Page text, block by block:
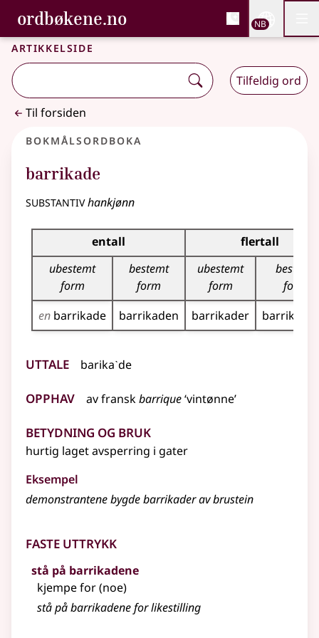
Gå til hovedinnhold
Tilgjengelighet
ordbøkene.no, Bokmålsordboka og
Bokmålsordboka og Nynorskordboka
NB
Artikkelside
Tilfeldig ord
Til forsiden
Bokmålsordboka
barrikade
substantivhankjønn
Bøyingstabell for dette substantivet
entall
flertall
ubestemt
form
bestemt
form
ubestemt
form
bestemt
form
en barrikade barrikaden barrikader
Uttale barikaˋde
Opphav avfranskbarrique‘vintønne’
Betydning og bruk
hurtig laget avsperring i gater
Eksempel
demonstrantene bygdebarrikaderav brustein
Faste uttrykk
stå på barrikadene
kjempe for (noe)
stå på barrikadene for likestilling